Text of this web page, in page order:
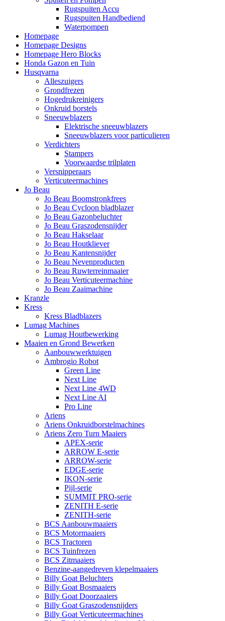
Rugspuiten Accu
Rugspuiten Handbediend
Waterpompen
Homepage
Homepage Designs
Homepage Hero Blocks
Honda Gazon en Tuin
Husqvarna
Alleszuigers
Grondfrezen
Hogedrukreinigers
Onkruid borstels
Sneeuwblazers
Elektrische sneeuwblazers
Sneeuwblazers voor particulieren
Verdichters
Stampers
Voorwaardse trilplaten
Versnipperaars
Verticuteermachines
Jo Beau
Jo Beau Boomstronkfrees
Jo Beau Cycloon bladblazer
Jo Beau Gazonbeluchter
Jo Beau Graszodensnijder
Jo Beau Hakselaar
Jo Beau Houtkliever
Jo Beau Kantensnijder
Jo Beau Nevenproducten
Jo Beau Ruwterreinmaaier
Jo Beau Verticuteermachine
Jo Beau Zaaimachine
Kranzle
Kress
Kress Bladblazers
Lumag Machines
Lumag Houtbewerking
Maaien en Grond Bewerken
Aanbouwwerktuigen
Ambrogio Robot
Green Line
Next Line
Next Line 4WD
Next Line AI
Pro Line
Ariens
Ariens Onkruidborstelmachines
Ariens Zero Turn Maaiers
APEX-serie
ARROW E-serie
ARROW-serie
EDGE-serie
IKON-serie
Pijl-serie
SUMMIT PRO-serie
ZENITH E-serie
ZENITH-serie
BCS Aanbouwmaaiers
BCS Motormaaiers
BCS Tractoren
BCS Tuinfrezen
BCS Zitmaaiers
Benzine-aangedreven klepelmaaiers
Billy Goat Beluchters
Billy Goat Bosmaaiers
Billy Goat Doorzaaiers
Billy Goat Graszodensnijders
Billy Goat Verticuteermachines